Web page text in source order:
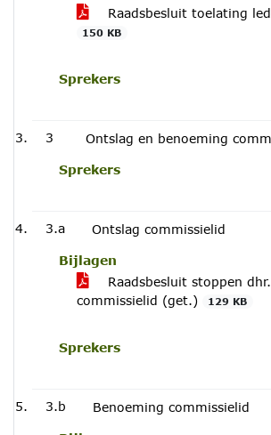
Raadsbesluit toelating
150 KB
Sprekers
3 Ontslag en benoeming
Sprekers
3.a Ontslag commissielid
Bijlagen
Raadsbesluit stoppen
commissielid (get.)
129 KB
Sprekers
3.b Benoeming commissielid